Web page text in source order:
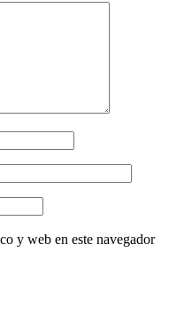
y web en este navegador